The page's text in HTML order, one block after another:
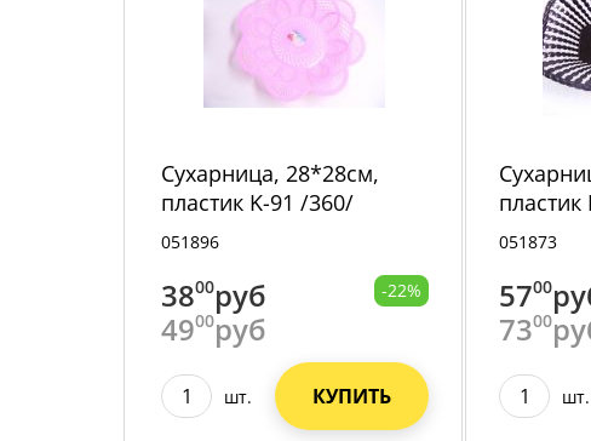
Сухарница, 28*28см,
пластик K-91 /360/
051896
3800руб
4900руб
-22%
шт. КУПИТЬ
051873
5700
7300
шт.